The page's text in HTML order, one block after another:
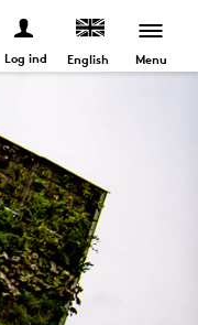
Log ind English Menu